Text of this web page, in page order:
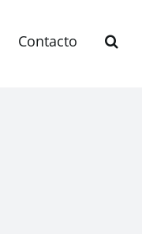
Contacto